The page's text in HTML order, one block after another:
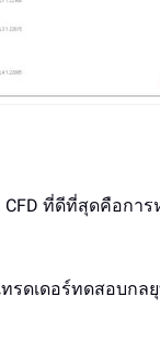
ที่ดีที่สุดคือการ
รดเดอร์ทดสอบกล